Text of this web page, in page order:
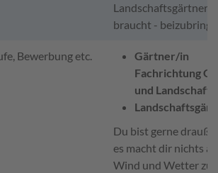
Landschaftsgärtner
braucht -
Bewerbung etc.
Gärtner/in
Fachrichtung
und
Du bist gerne
es macht dir nichts
Wind und Wetter zu